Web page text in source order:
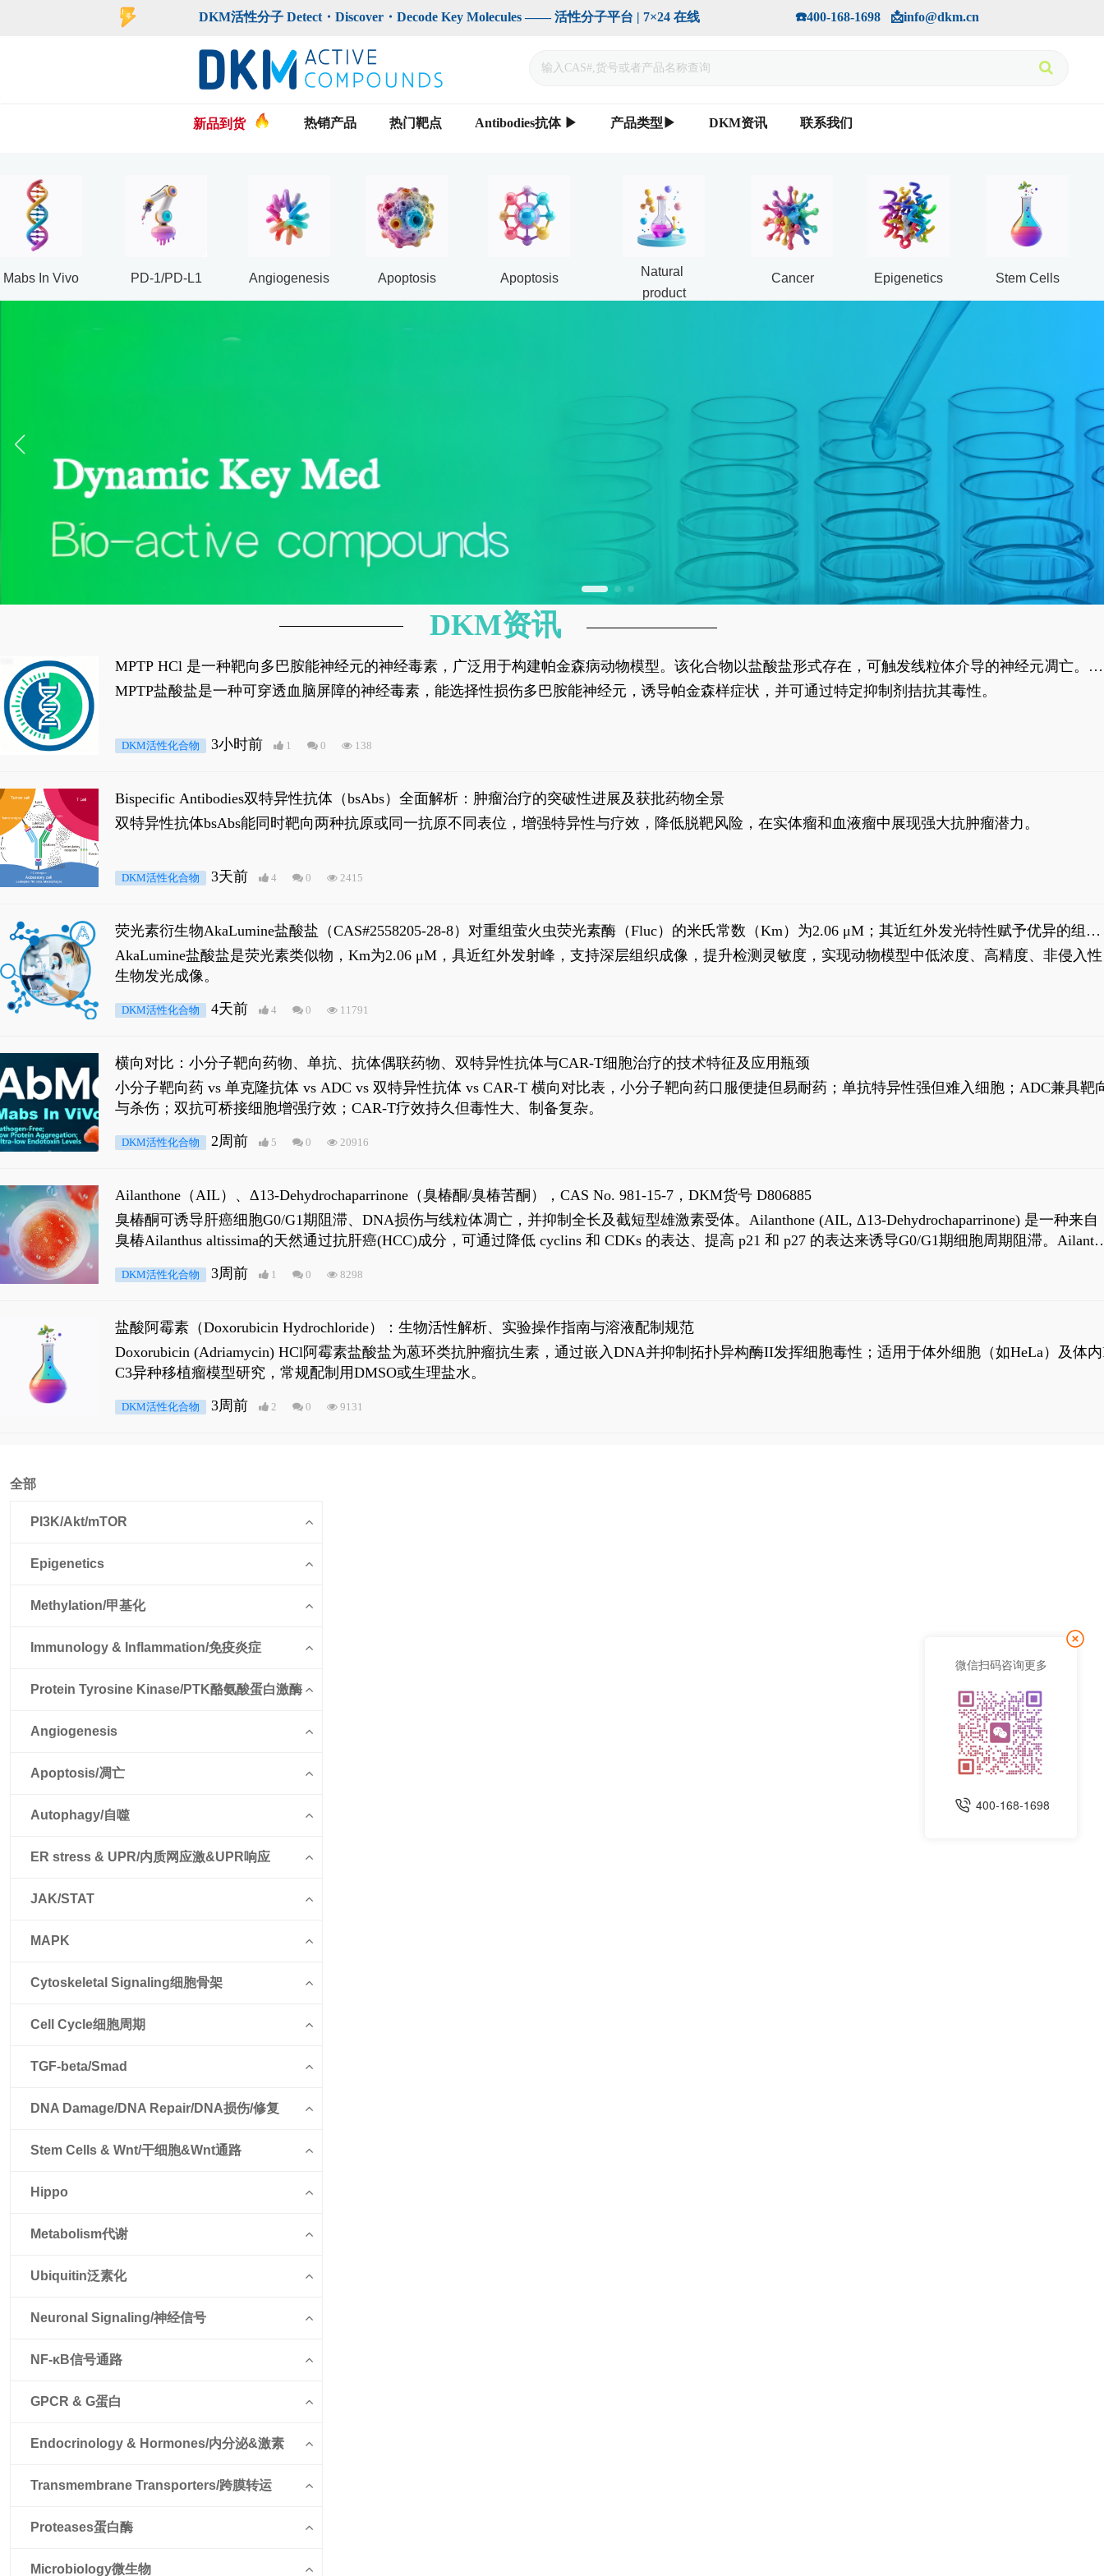
手机版
DKM活性分子 Detect・Discover・Decode Key Molecules —— 活性分子平台 | 7×24 在线                             ☎️400-168-1698   📩info@dkm.cn
新品到货 热销产品 热门靶点 Antibodies抗体 ▶ 产品类型▶ DKM资讯 联系我们
Mabs In Vivo PD-1/PD-L1 Angiogenesis Apoptosis Apoptosis
Natural
product
Cancer Epigenetics Stem Cells
MPTP HCl 是一种靶向多巴胺能神经元的神经毒素，广泛用于构建帕金森病动物模型。该化合物以盐酸盐形式存在，可触发线粒体介导的神经元凋亡。其
经典应用即为选择性损毁中脑黑质致密部多巴胺能神经元，从而可靠模拟帕金森病的核心病理与行为表型。
MPTP盐酸盐是一种可穿透血脑屏障的神经毒素，能选择性损伤多巴胺能神经元，诱导帕金森样症状，并可通过特定抑制剂拮抗其毒性。
DKM活性化合物 3小时前 1 0 138
Bispecific Antibodies双特异性抗体（bsAbs）全面解析：肿瘤治疗的突破性进展及获批药物全景
双特异性抗体bsAbs能同时靶向两种抗原或同一抗原不同表位，增强特异性与疗效，降低脱靶风险，在实体瘤和血液瘤中展现强大抗肿瘤潜力。
DKM活性化合物 3天前 4 0 2415
荧光素衍生物AkaLumine盐酸盐（CAS#2558205-28-8）对重组萤火虫荧光素酶（Fluc）的米氏常数（Km）为2.06 μM；其近红外发光特性赋予优异的组织
穿透能力，大幅增强成像信噪比，从而实现活体动物模型中极低给药剂量下的高灵敏度、非侵入式生物发光动态追踪。
AkaLumine盐酸盐是荧光素类似物，Km为2.06 μM，具近红外发射峰，支持深层组织成像，提升检测灵敏度，实现动物模型中低浓度、高精度、非侵入性
生物发光成像。
DKM活性化合物 4天前 4 0 11791
横向对比：小分子靶向药物、单抗、抗体偶联药物、双特异性抗体与CAR-T细胞治疗的技术特征及应用瓶颈
小分子靶向药 vs 单克隆抗体 vs ADC vs 双特异性抗体 vs CAR-T 横向对比表，小分子靶向药口服便捷但易耐药；单抗特异性强但难入细胞；ADC兼具靶
与杀伤；双抗可桥接细胞增强疗效；CAR-T疗效持久但毒性大、制备复杂。
DKM活性化合物 2周前 5 0 20916
Ailanthone（AIL）、Δ13-Dehydrochaparrinone（臭椿酮/臭椿苦酮），CAS No. 981-15-7，DKM货号 D806885
臭椿酮可诱导肝癌细胞G0/G1期阻滞、DNA损伤与线粒体凋亡，并抑制全长及截短型雄激素受体。Ailanthone (AIL, Δ13-Dehydrochaparrinone) 是一种来自
臭椿Ailanthus altissima的天然通过抗肝癌(HCC)成分，可通过降低 cyclins 和 CDKs 的表达、提高 p21 和 p27 的表达来诱导G0/G1期细胞周期阻滞。
是全长 Androgen Receptor (AR-FL)和组成型活性截断AR剪接变体(AR-Vs, AR1-651)的抑制剂，对应的IC50值分别为69 nM和309 nM。
DKM活性化合物 3周前 1 0 8298
盐酸阿霉素（Doxorubicin Hydrochloride）：生物活性解析、实验操作指南与溶液配制规范
Doxorubicin (Adriamycin) HCl阿霉素盐酸盐为蒽环类抗肿瘤抗生素，通过嵌入DNA并抑制拓扑异构酶II发挥细胞毒性；适用于体外细胞（如HeLa）及体内
C3异种移植瘤模型研究，常规配制用DMSO或生理盐水。
DKM活性化合物 3周前 2 0 9131
DKM资讯
全部
PI3K/Akt/mTOR
Epigenetics
Methylation/甲基化
Immunology & Inflammation/免疫炎症
Protein Tyrosine Kinase/PTK酪氨酸蛋白激酶
Angiogenesis
Apoptosis/凋亡
Autophagy/自噬
ER stress & UPR/内质网应激&UPR响应
JAK/STAT
MAPK
Cytoskeletal Signaling细胞骨架
Cell Cycle细胞周期
TGF-beta/Smad
DNA Damage/DNA Repair/DNA损伤/修复
Stem Cells & Wnt/干细胞&Wnt通路
Hippo
Metabolism代谢
Ubiquitin泛素化
Neuronal Signaling/神经信号
NF-κB信号通路
GPCR & G蛋白
Endocrinology & Hormones/内分泌&激素
Transmembrane Transporters/跨膜转运
Proteases蛋白酶
Microbiology微生物
微信扫码咨询更多
400-168-1698